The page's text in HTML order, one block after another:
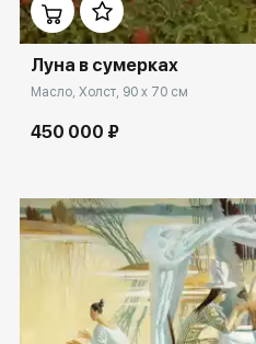
Луна в сумерках
Масло, Холст, 90 x 70 см
450 000 ₽